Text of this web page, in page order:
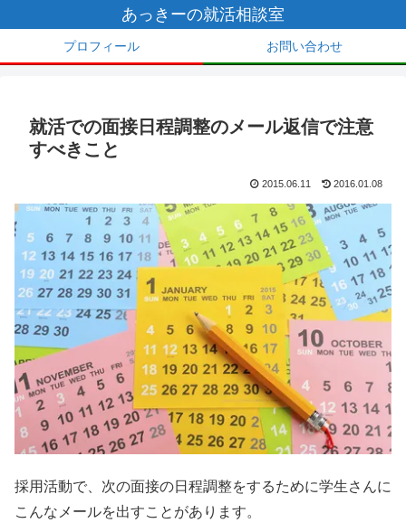
あっきーの就活相談室
プロフィール お問い合わせ
就活での面接日程調整のメール返信で注意
すべきこと
2015.06.11 2016.01.08
採用活動で、次の面接の日程調整をするために学生さんに
こんなメールを出すことがあります。